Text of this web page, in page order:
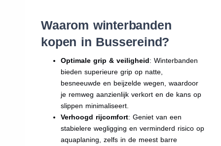
Waarom winterbanden
kopen in Bussereind?
Optimale grip & veiligheid: Winterbanden
bieden superieure grip op natte,
besneeuwde en beijzelde wegen, waardoor
je remweg aanzienlijk verkort en de kans op
slippen minimaliseert.
Verhoogd rijcomfort: Geniet van een
stabielere wegligging en verminderd risico op
aquaplaning, zelfs in de meest barre